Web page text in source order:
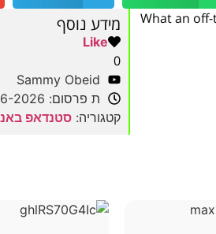
What an
מידע נוסף
Like
0
Sammy Obeid
ת פרסום: 02-06-2026
קטגוריה: סטנדאפ